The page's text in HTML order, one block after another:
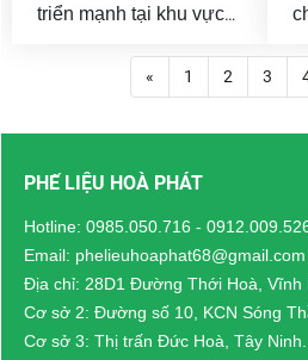
triển mạnh tại khu vực
trung đa dạng ngành
nghề như cơ khí, sản
dệt may, kho vận và
doanh nghiệp tại đây
phát sinh khối lượng
phế liệu sắt thép,
« 1 2 3
PHẾ LIỆU HOÀ PHÁT
Hotline: 0985.050.716 -
Email: phelieuhoaphat68@gmail.com
Địa chỉ: 28D1 Đường Thới Hoà, Vĩnh
Cơ sở 2: Đường số 10, KCN Sóng
Cơ sở 3: Thị trấn Đức Hoà, Tây Ninh.